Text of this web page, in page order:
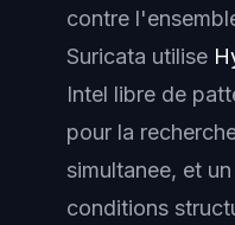
contre
Suricata utilise
Intel libre de
pour la
simultanee, et
conditions